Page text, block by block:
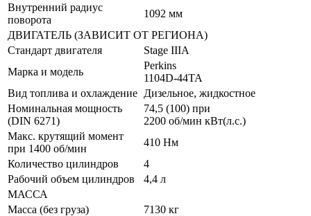
Внутренний радиус
поворота
1092 мм
ДВИГАТЕЛЬ (ЗАВИСИТ ОТ РЕГИОНА)
Стандарт двигателя
Stage IIIA
Марка и модель
Perkins
1104D-44TA
Вид топлива и охлаждение Дизельное, жидкостное
Номинальная мощность
(DIN 6271)
74,5 (100) при
2200 об/мин кВт(л.с.)
Макс. крутящий момент
при 1400 об/мин
410 Нм
Количество цилиндров
4
Рабочий объем цилиндров
4,4 л
МАССА
Масса (без груза)
7130 кг